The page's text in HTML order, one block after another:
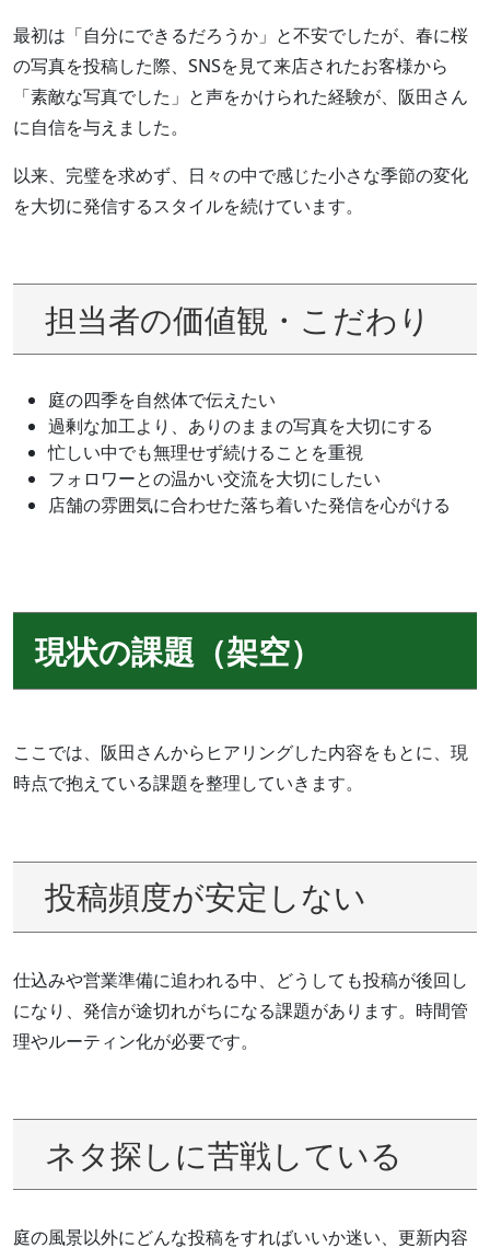
最初は「自分にできるだろうか」と不安でしたが、春に桜
の写真を投稿した際、SNSを見て来店されたお客様から
「素敵な写真でした」と声をかけられた経験が、阪田さん
に自信を与えました。
以来、完璧を求めず、日々の中で感じた小さな季節の変化
を大切に発信するスタイルを続けています。
担当者の価値観・こだわり
庭の四季を自然体で伝えたい
過剰な加工より、ありのままの写真を大切にする
忙しい中でも無理せず続けることを重視
フォロワーとの温かい交流を大切にしたい
店舗の雰囲気に合わせた落ち着いた発信を心がける
現状の課題（架空）
ここでは、阪田さんからヒアリングした内容をもとに、現
時点で抱えている課題を整理していきます。
投稿頻度が安定しない
仕込みや営業準備に追われる中、どうしても投稿が後回し
になり、発信が途切れがちになる課題があります。時間管
理やルーティン化が必要です。
ネタ探しに苦戦している
庭の風景以外にどんな投稿をすればいいか迷い、更新内容